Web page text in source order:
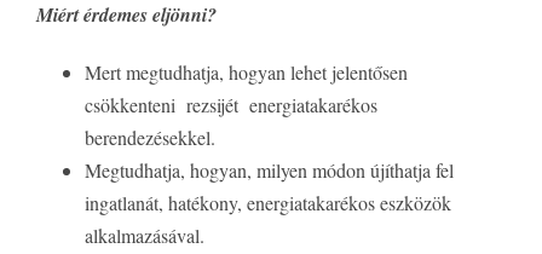
Miért érdemes eljönni?
Mert megtudhatja, hogyan lehet jelentősen
csökkenteni rezsijét energiatakarékos
berendezésekkel.
Megtudhatja, hogyan, milyen módon újíthatja fel
ingatlanát, hatékony, energiatakarékos eszközök
alkalmazásával.